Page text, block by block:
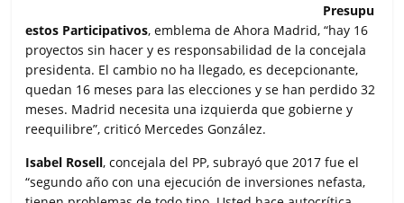
Presupu
estos Participativos, emblema de Ahora Madrid, “hay 16
proyectos sin hacer y es responsabilidad de la concejala
presidenta. El cambio no ha llegado, es decepcionante,
quedan 16 meses para las elecciones y se han perdido 32
meses. Madrid necesita una izquierda que gobierne y
reequilibre”, criticó Mercedes González.
Isabel Rosell, concejala del PP, subrayó que 2017 fue el
“segundo año con una ejecución de inversiones nefasta,